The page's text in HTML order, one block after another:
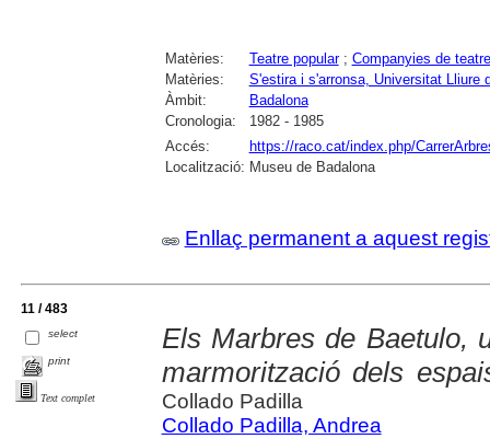
Matèries: Teatre popular; Companyies de teatre
Matèries:
S'estira i s'arronsa, Universitat Lliure
Àmbit:
Badalona
Cronologia:
1982 - 1985
Accés:
https://raco.cat/index.php/
Localització: Museu de Badalona
Enllaç permanent a aquest
11 / 483
select
print
Text complet
Els Marbres de Baetulo,
marmorització dels
Collado Padilla
Collado Padilla, Andrea